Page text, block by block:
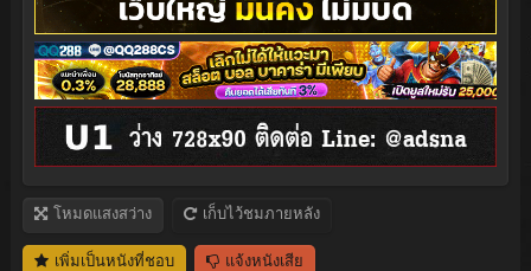
โหมดแสงสว่าง เก็บไว้ชมภายหลัง
เพิ่มเป็นหนังที่ชอบ แจ้งหนังเสีย